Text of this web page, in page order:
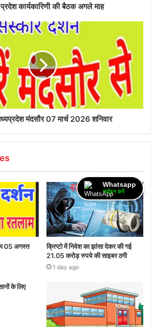
कार्यकारिणी की बैठक अगले माह
मंदसौर 07 मार्च 2026 शनिवार
05 अगस्त
क्रिप्टो में निवेश का झांसा देकर की गई
21.05 करोड़ रुपये की साइबर ठगी
1 day ago
के लिए
Whatsapp
ज्वॉइन करें